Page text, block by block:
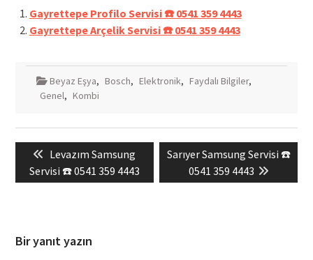
Gayrettepe Profilo Servisi ☎️ 0541 359 4443
Gayrettepe Arçelik Servisi ☎️ 0541 359 4443
Beyaz Eşya, Bosch, Elektronik, Faydalı Bilgiler,
Genel, Kombi
gezinmesi
Previous
post:
Levazım Samsung
Servisi ☎️ 0541 359 4443
Next
post:
Sarıyer Samsung Servisi ☎️
0541 359 4443
Bir yanıt yazın